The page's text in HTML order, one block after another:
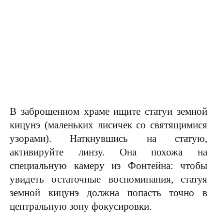
В заброшенном храме ищите статуи земной
кицунэ (маленьких лисичек со святящимися
узорами). Наткнувшись на статую,
активируйте линзу. Она похожа на
специальную камеру из Фонтейна: чтобы
увидеть остаточные воспоминания, статуя
земной кицунэ должна попасть точно в
центральную зону фокусировки.